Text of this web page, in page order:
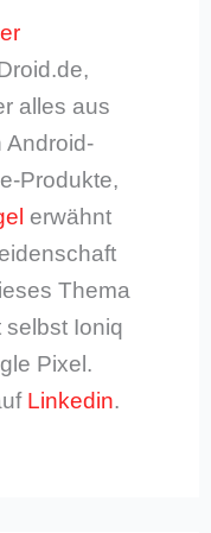
alles aus
Android-
Produkte,
erwähnt
Thema
selbst Ioniq
Pixel.
Linkedin.